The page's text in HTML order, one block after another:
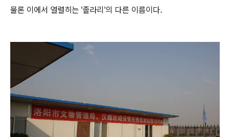
물론 이에서 열렬히는 '졸라리'의 다른 이름이다.